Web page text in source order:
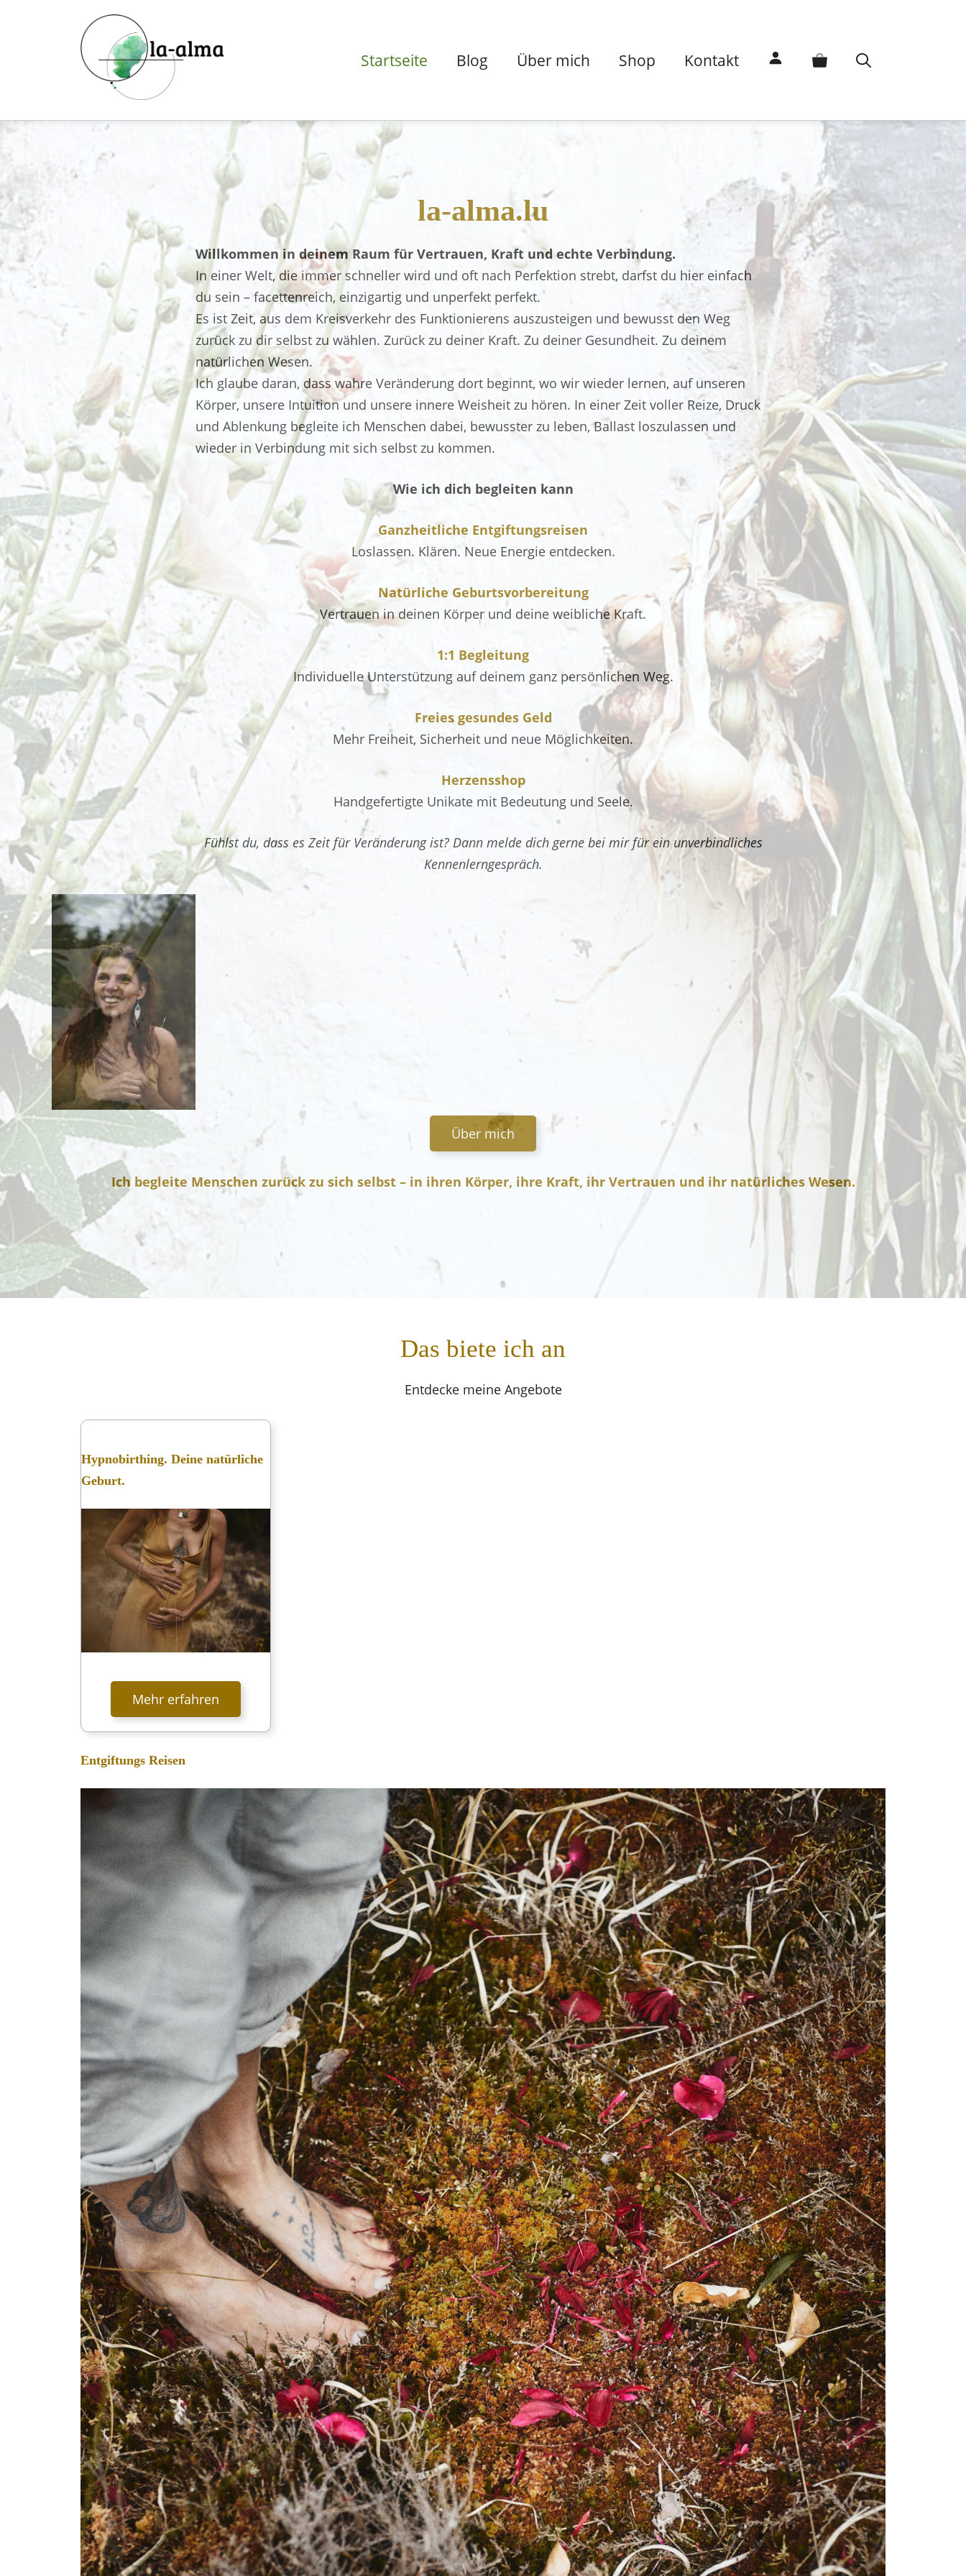
Startseite Blog Über mich Shop Kontakt
la-alma.lu
Willkommen in deinem Raum für Vertrauen, Kraft und echte Verbindung.
In einer Welt, die immer schneller wird und oft nach Perfektion strebt, darfst du hier einfach
du sein – facettenreich, einzigartig und unperfekt perfekt.
Es ist Zeit, aus dem Kreisverkehr des Funktionierens auszusteigen und bewusst den Weg
zurück zu dir selbst zu wählen. Zurück zu deiner Kraft. Zu deiner Gesundheit. Zu deinem
natürlichen Wesen.
Ich glaube daran, dass wahre Veränderung dort beginnt, wo wir wieder lernen, auf unseren
Körper, unsere Intuition und unsere innere Weisheit zu hören. In einer Zeit voller Reize, Druck
und Ablenkung begleite ich Menschen dabei, bewusster zu leben, Ballast loszulassen und
wieder in Verbindung mit sich selbst zu kommen.
Wie ich dich begleiten kann
Ganzheitliche Entgiftungsreisen
Loslassen. Klären. Neue Energie entdecken.
Natürliche Geburtsvorbereitung
Vertrauen in deinen Körper und deine weibliche Kraft.
1:1 Begleitung
Individuelle Unterstützung auf deinem ganz persönlichen Weg.
Freies gesundes Geld
Mehr Freiheit, Sicherheit und neue Möglichkeiten.
Herzensshop
Handgefertigte Unikate mit Bedeutung und Seele.
Fühlst du, dass es Zeit für Veränderung ist? Dann melde dich gerne bei mir für ein unverbindliches
Kennenlerngespräch.
Über mich
Ich begleite Menschen zurück zu sich selbst – in ihren Körper, ihre Kraft, ihr Vertrauen und ihr natürliches Wesen.
Das biete ich an
Entdecke meine Angebote
Hypnobirthing. Deine natürliche
Geburt.
Mehr erfahren
Entgiftungs Reisen